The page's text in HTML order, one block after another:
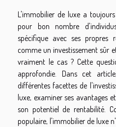
L'immobilier de luxe a
pour bon nombre
spécifique avec ses propres
comme un investissement sûr
vraiment le cas ? Cette
approfondie. Dans cet
différentes facettes de
luxe, examiner ses avantages
son potentiel de rentabilité.
populaire, l'immobilier de luxe